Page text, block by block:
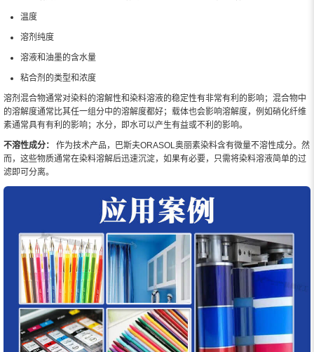
温度
溶剂纯度
溶液和油墨的含水量
粘合剂的类型和浓度
溶剂混合物通常对染料的溶解性和染料溶液的稳定性有非常有利的影响；混合物中
的溶解度通常比其任一组分中的溶解度都好；载体也会影响溶解度，例如硝化纤维
素通常具有有利的影响；水分，即水可以产生有益或不利的影响。
不溶性成分：
作为技术产品，巴斯夫ORASOL奥丽素染料含有微量不溶性成分。然
而，这些物质通常在染料溶解后迅速沉淀，如果有必要，只需将染料溶液简单的过
滤即可分离。